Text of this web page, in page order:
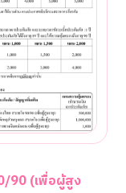
90 (เพื่อผู้สูง